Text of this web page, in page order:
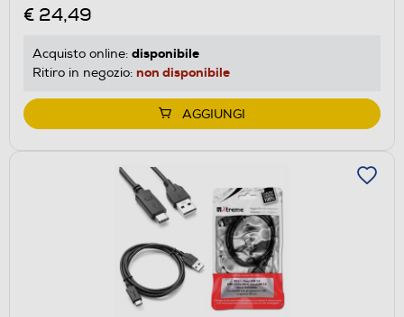
€ 24,49
Acquisto online: disponibile
Ritiro in negozio: non disponibile
AGGIUNGI